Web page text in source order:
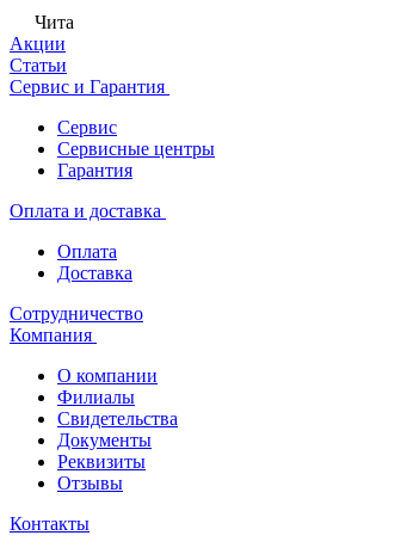
Чита
Акции
Статьи
Сервис и Гарантия
Сервис
Сервисные центры
Гарантия
Оплата и доставка
Оплата
Доставка
Сотрудничество
Компания
О компании
Филиалы
Свидетельства
Документы
Реквизиты
Отзывы
Контакты